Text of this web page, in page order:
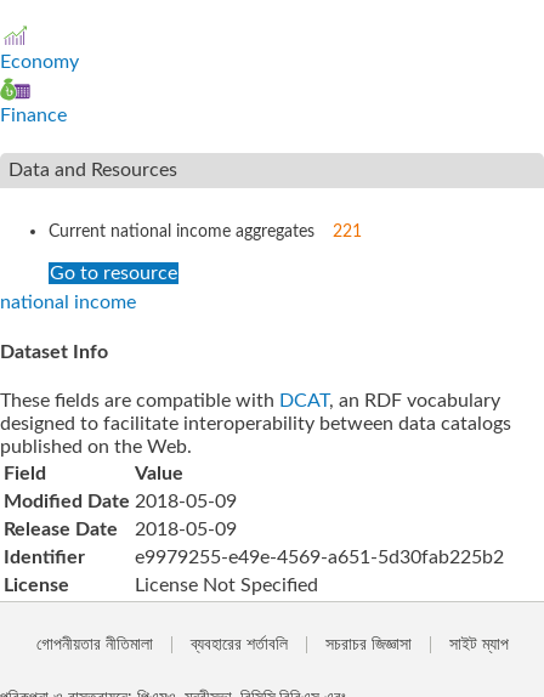
Economy
Finance
Data and Resources
Current national income aggregates 221
Go to resource
national income
Dataset Info
These fields are compatible with DCAT, an RDF vocabulary
designed to facilitate interoperability between data catalogs
published on the Web.
Field
Value
Modified Date 2018-05-09
Release Date
2018-05-09
Identifier
e9979255-e49e-4569-a651-5d30fab225b2
License
License Not Specified
গোপনীয়তার নীতিমালা ব্যবহারের শর্তাবলি সচরাচর জিজ্ঞাসা সাইট ম্যাপ